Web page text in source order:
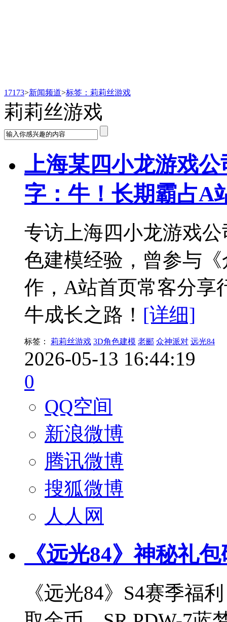
17173>新闻频道>标签：莉莉丝游戏
莉莉丝游戏
上海某四小龙游戏
字：牛！长期霸占A
专访上海四小龙游戏
色建模经验，曾参与
作，A站首页常客分享
牛成长之路！ [详细]
标签： 莉莉丝游戏 3D角色建模 老郦 众神派对 远光84
2026-05-13 16:44:19
0
QQ空间
新浪微博
腾讯微博
搜狐微博
人人网
《远光84》神秘礼
《远光84》S4赛季福